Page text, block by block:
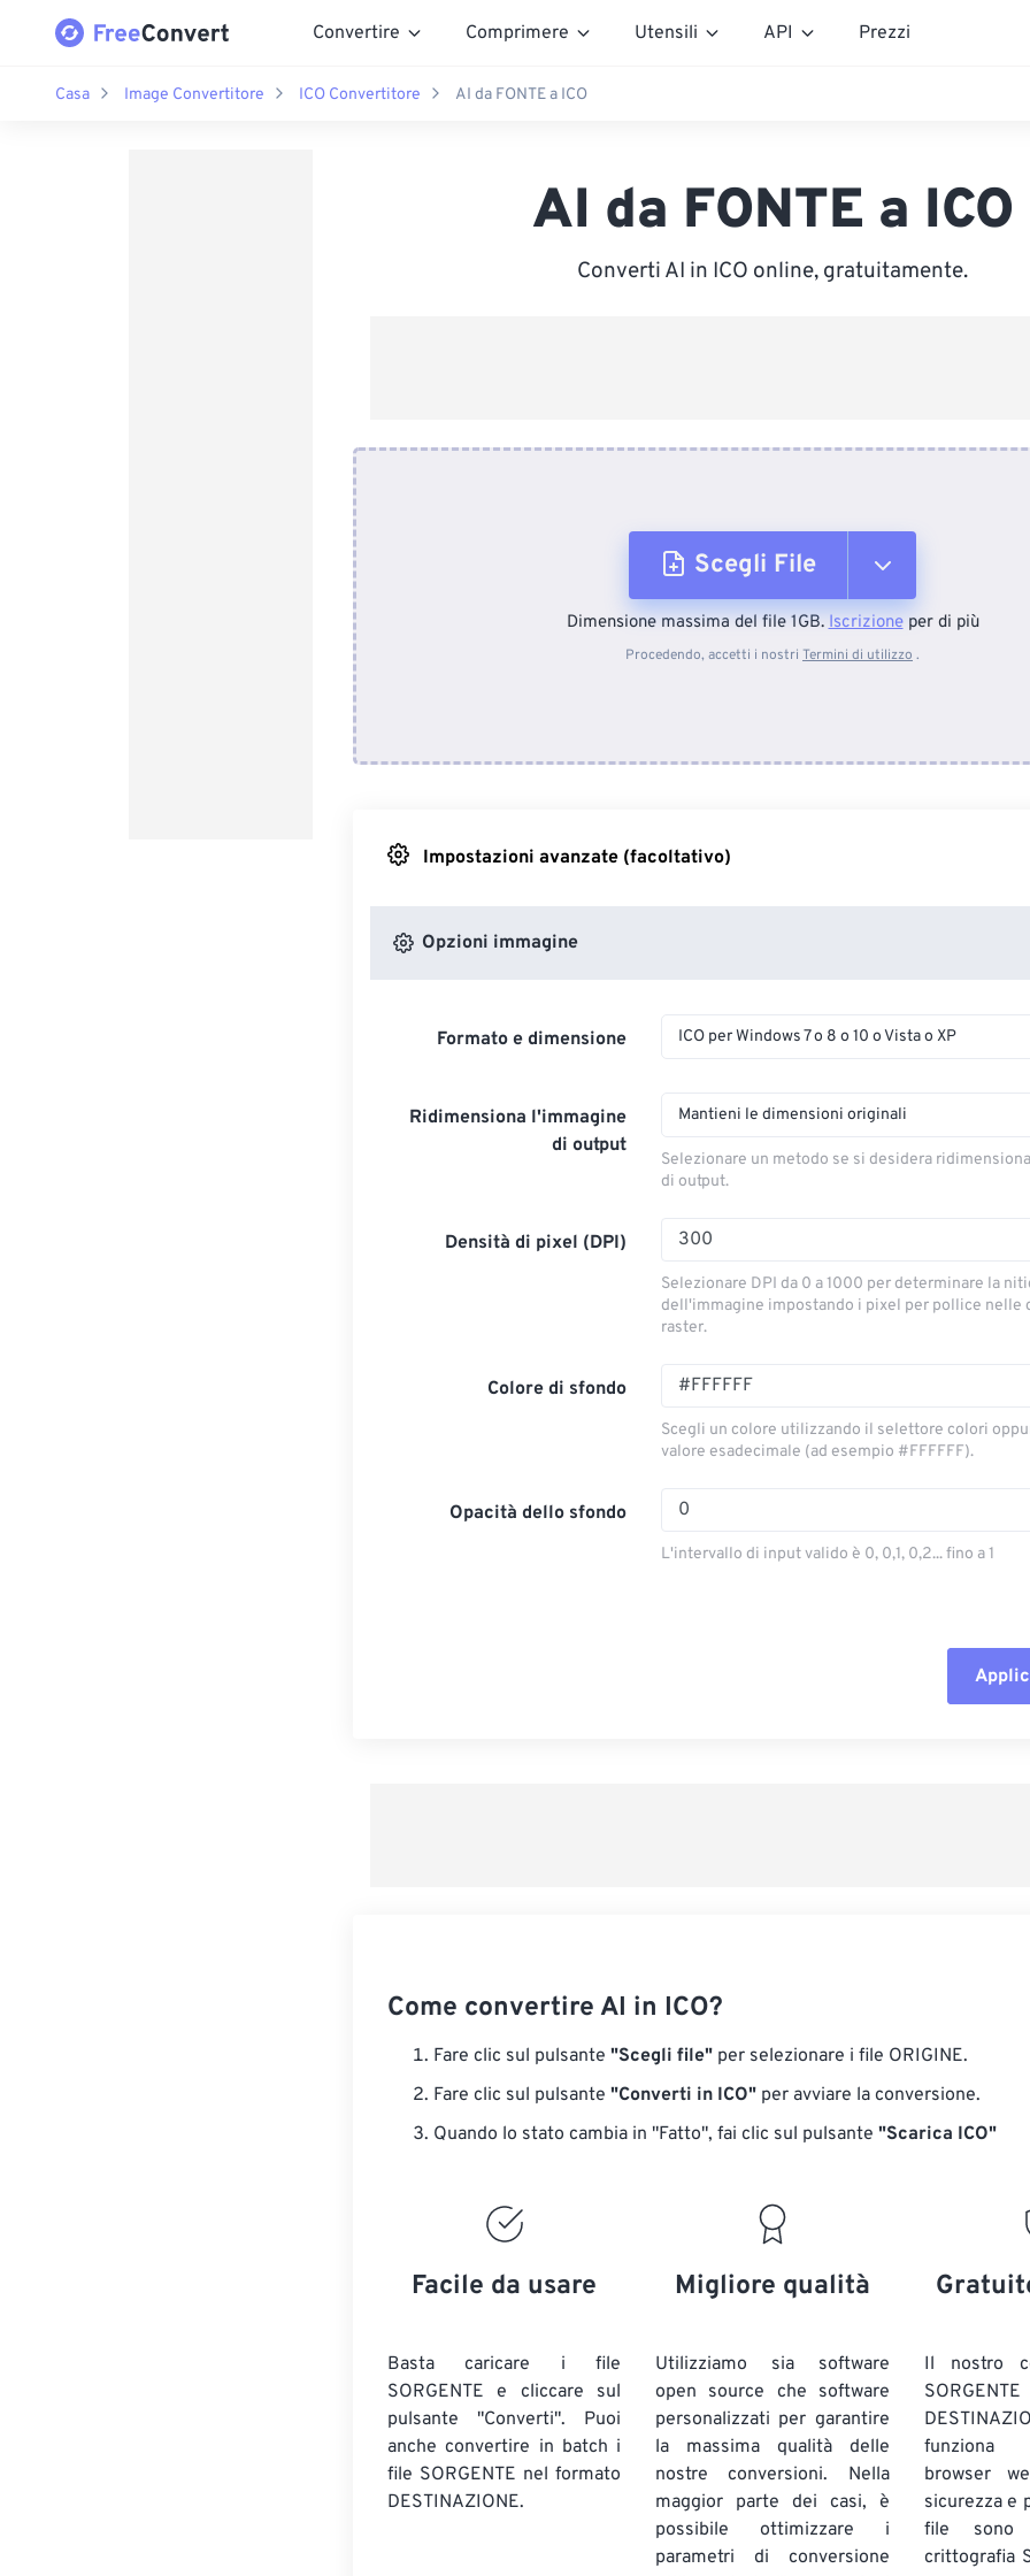
Convertire Comprimere Utensili API Prezzi
Casa Image Convertitore ICO Convertitore AI da FONTE a ICO
AI da FONTE a ICO
Converti AI in ICO online, gratuitamente.
Scegli File
Dal dispositivo
Dimensione massima del file 1GB.Iscrizioneper di più
Procedendo, accetti i nostri Termini di utilizzo .
Impostazioni avanzate (facoltativo)
Opzioni immagine
Formato e dimensione ICO per Windows 7 o 8 o 10 o Vista o XP
Ridimensiona l'immagine
di output
Mantieni le dimensioni originali
Selezionare un metodo se si desidera
di output.
Densità di pixel (DPI)
Selezionare DPI da 0 a 1000 per determinare la
dell'immagine impostando i pixel per pollice nelle
raster.
Colore di sfondo
Scegli un colore utilizzando il selettore colori
valore esadecimale (ad esempio #FFFFFF).
Opacità dello sfondo
L'intervallo di input valido è 0, 0,1, 0,2... fino a 1
Come convertire AI in ICO?
Fare clic sul pulsante "Scegli file" per selezionare i file ORIGINE.
Fare clic sul pulsante "Converti in ICO" per avviare la conversione.
Quando lo stato cambia in "Fatto", fai clic sul pulsante "Scarica ICO"
Facile da usare
Basta caricare i file
SORGENTE e cliccare sul
pulsante "Converti". Puoi
anche convertire in batch i
file SORGENTE nel formato
DESTINAZIONE.
Migliore qualità
Utilizziamo sia software
open source che software
personalizzati per garantire
la massima qualità delle
nostre conversioni. Nella
maggior parte dei casi, è
possibile ottimizzare i
parametri di conversione
Il nostro
funziona
browser
sicurezza e
file sono
crittografia